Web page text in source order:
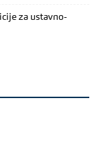
za ustavno-